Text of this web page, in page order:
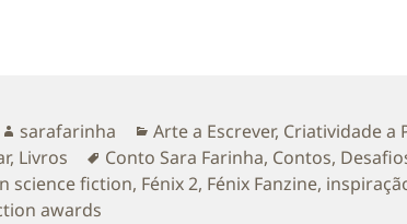
Autor
sarafarinha Categorias
Arte a Escrever, Criatividade a
, Livros Etiquetas
Conto Sara Farinha, Contos,
science fiction, Fénix 2, Fénix Fanzine,
awards